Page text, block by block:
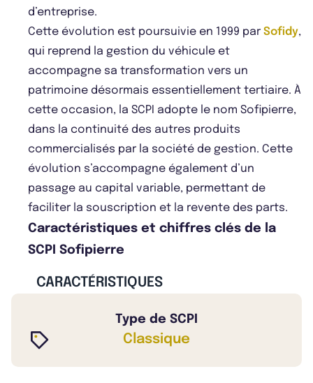
d’entreprise.
Cette évolution est poursuivie en 1999 par Sofidy,
qui reprend la gestion du véhicule et
accompagne sa transformation vers un
patrimoine désormais essentiellement tertiaire. À
cette occasion, la SCPI adopte le nom Sofipierre,
dans la continuité des autres produits
commercialisés par la société de gestion. Cette
évolution s’accompagne également d’un
passage au capital variable, permettant de
faciliter la souscription et la revente des parts.
Caractéristiques et chiffres clés de la
SCPI Sofipierre
CARACTÉRISTIQUES
Type de SCPI
Classique